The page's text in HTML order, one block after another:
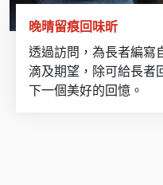
晚晴留痕回味昕
透過訪問，為長者編寫
滴及期望，除可給長者
下一個美好的回憶。